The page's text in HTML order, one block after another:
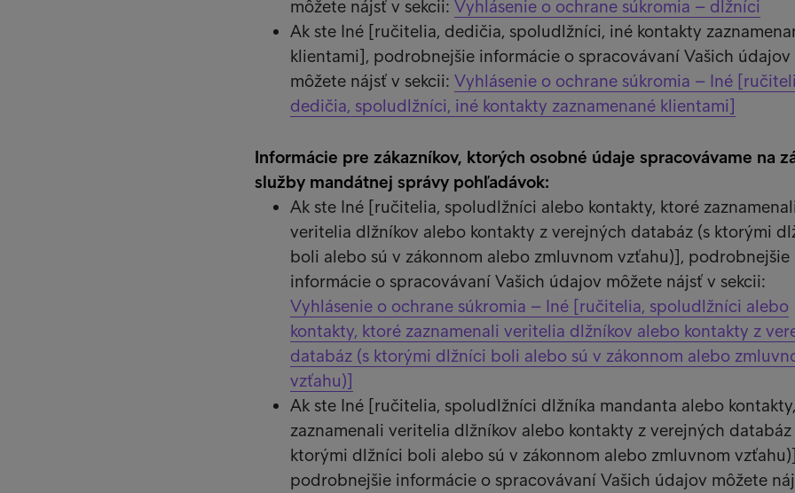
môžete nájsť v sekcii: Vyhlásenie o ochrane súkromia – dlžníci
Ak ste Iné [ručitelia, dedičia, spoludlžníci, iné kontakty
klientami], podrobnejšie informácie o spracovávaní Vašich údajov
môžete nájsť v sekcii: Vyhlásenie o ochrane súkromia – Iné
dedičia, spoludlžníci, iné kontakty zaznamenané klientami]
Informácie pre zákazníkov, ktorých osobné údaje spracovávame na
služby mandátnej správy pohľadávok:
Ak ste Iné [ručitelia, spoludlžníci alebo kontakty, ktoré
veritelia dlžníkov alebo kontakty z verejných databáz (s ktorými
boli alebo sú v zákonnom alebo zmluvnom vzťahu)], podrobnejšie
informácie o spracovávaní Vašich údajov môžete nájsť v sekcii:
Vyhlásenie o ochrane súkromia – Iné [ručitelia, spoludlžníci alebo
kontakty, ktoré zaznamenali veritelia dlžníkov alebo kontakty z
databáz (s ktorými dlžníci boli alebo sú v zákonnom alebo
vzťahu)]
Ak ste Iné [ručitelia, spoludlžníci dlžníka mandanta alebo
zaznamenali veritelia dlžníkov alebo kontakty z verejných databáz
ktorými dlžníci boli alebo sú v zákonnom alebo zmluvnom
podrobnejšie informácie o spracovávaní Vašich údajov môžete